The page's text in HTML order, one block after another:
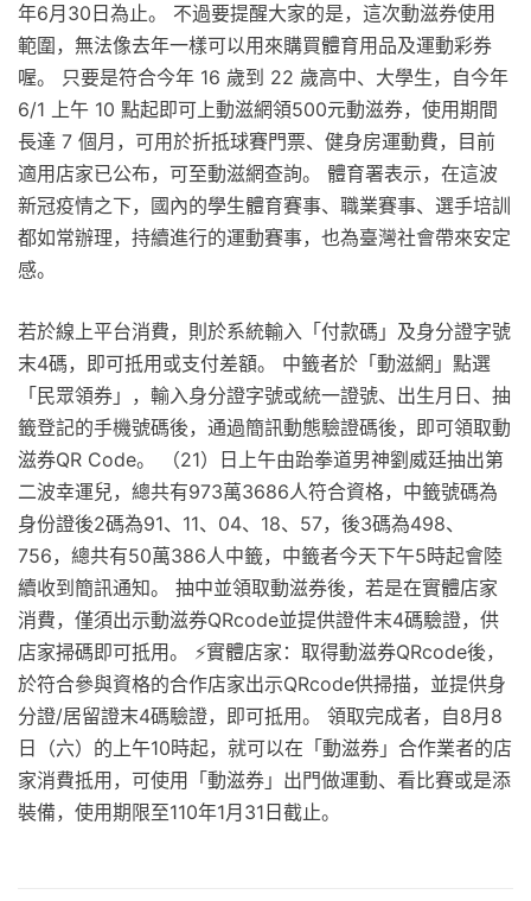
年6月30日為止。 不過要提醒大家的是，這次動滋券使用
範圍，無法像去年一樣可以用來購買體育用品及運動彩券
喔。 只要是符合今年 16 歲到 22 歲高中、大學生，自今年
6/1 上午 10 點起即可上動滋網領500元動滋券，使用期間
長達 7 個月，可用於折抵球賽門票、健身房運動費，目前
適用店家已公布，可至動滋網查詢。 體育署表示，在這波
新冠疫情之下，國內的學生體育賽事、職業賽事、選手培訓
都如常辦理，持續進行的運動賽事，也為臺灣社會帶來安定
感。
若於線上平台消費，則於系統輸入「付款碼」及身分證字號
末4碼，即可抵用或支付差額。 中籤者於「動滋網」點選
「民眾領券」，輸入身分證字號或統一證號、出生月日、抽
籤登記的手機號碼後，通過簡訊動態驗證碼後，即可領取動
滋券QR Code。 （21）日上午由跆拳道男神劉威廷抽出第
二波幸運兒，總共有973萬3686人符合資格，中籤號碼為
身份證後2碼為91、11、04、18、57，後3碼為498、
756，總共有50萬386人中籤，中籤者今天下午5時起會陸
續收到簡訊通知。 抽中並領取動滋券後，若是在實體店家
消費，僅須出示動滋券QRcode並提供證件末4碼驗證，供
店家掃碼即可抵用。 ⚡️實體店家：取得動滋券QRcode後，
於符合參與資格的合作店家出示QRcode供掃描，並提供身
分證/居留證末4碼驗證，即可抵用。 領取完成者，自8月8
日（六）的上午10時起，就可以在「動滋券」合作業者的店
家消費抵用，可使用「動滋券」出門做運動、看比賽或是添
裝備，使用期限至110年1月31日截止。